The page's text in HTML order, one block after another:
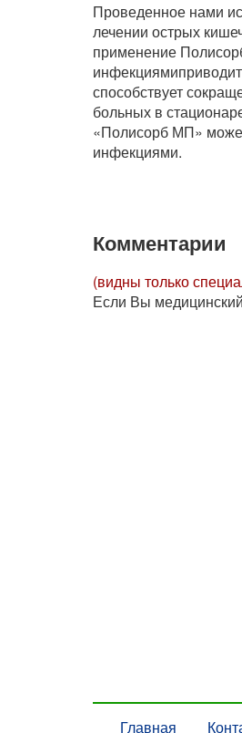
Проведенное нами
лечении острых
применение
способствует
больных в
«Полисорб МП»
инфекциями.
Комментарии
(видны только
Если Вы
Главная